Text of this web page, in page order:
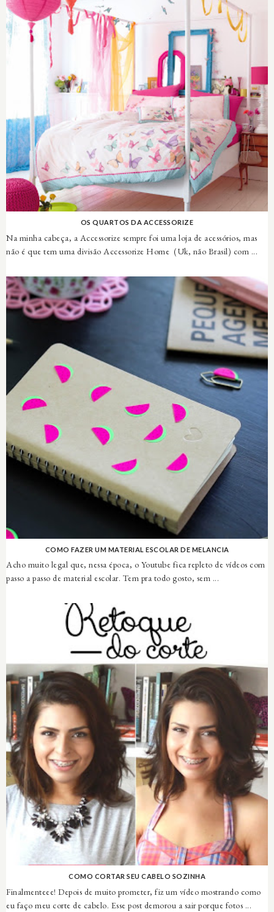
OS QUARTOS DA ACCESSORIZE
Na minha cabeça, a Accessorize sempre foi uma loja de acessórios, mas
não é que tem uma divisão Accessorize Home (Uk, não Brasil) com ...
COMO FAZER UM MATERIAL ESCOLAR DE MELANCIA
Acho muito legal que, nessa época, o Youtube fica repleto de vídeos com
passo a passo de material escolar. Tem pra todo gosto, sem ...
COMO CORTAR SEU CABELO SOZINHA
Finalmenteee! Depois de muito prometer, fiz um vídeo mostrando como
eu faço meu corte de cabelo. Esse post demorou a sair porque fotos ...